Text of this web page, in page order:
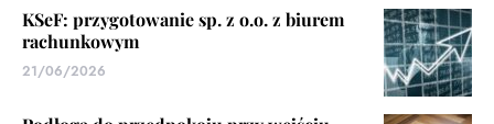
KSeF: przygotowanie sp. z o.o. z biurem
rachunkowym
21/06/2026